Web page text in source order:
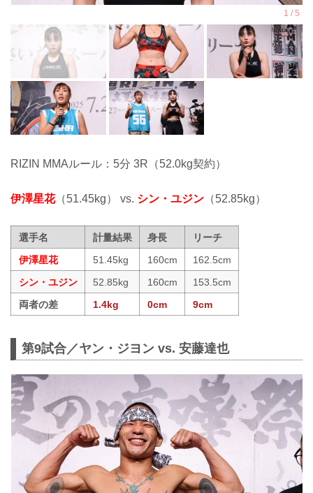
RIZIN MMAルール：5分 3R（52.0kg契約）
伊澤星花（51.45kg） vs. シン・ユジン （52.85kg）
選手名 計量結果 身長
リーチ
伊澤星花
51.45kg 160cm
162.5cm
シン・ユジン
52.85kg 160cm
153.5cm
両者の差
1.4kg 0cm 9cm
第9試合／ヤン・ジヨン vs. 安藤達也